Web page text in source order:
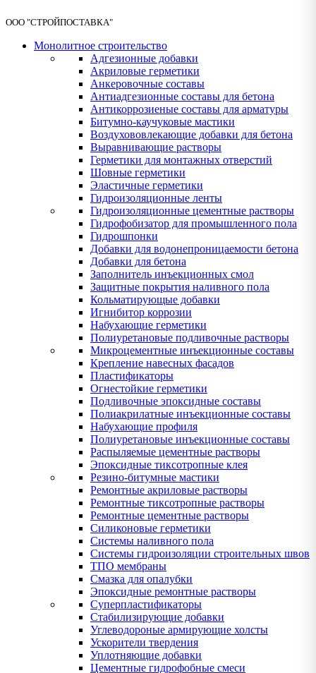
ООО "СТРОЙПОСТАВКА"
Монолитное строительство
Адгезионные добавки
Акриловые герметики
Анкеровочные составы
Антиадгезионные составы для бетона
Антикоррозиеные составы для арматуры
Битумно-каучуковые мастики
Воздухововлекающие добавки для бетона
Выравнивающие растворы
Герметики для монтажных отверстий
Шовные герметики
Эластичные герметики
Гидроизоляционные ленты
Гидроизоляционные цементные растворы
Гидрофобизатор для промышленного пола
Гидрошпонки
Добавки для водонепроницаемости бетона
Добавки для бетона
Заполнитель инъекционных смол
Защитные покрытия наливного пола
Кольматирующые добавки
Игнибитор коррозии
Набухающие герметики
Полиуретановые подливочные растворы
Микроцементные инъекционные составы
Крепление навесных фасадов
Пластификаторы
Огнестойкие герметики
Подливочные эпоксидные составы
Полиакрилатные инъекционные составы
Набухающие профиля
Полиуретановые инъекционные составы
Распыляемые цементные растворы
Эпоксидные тиксотропные клея
Резино-битумные мастики
Ремонтные акриловые растворы
Ремонтные тиксотропные растворы
Ремонтные цементные растворы
Силиконовые герметики
Системы наливного пола
Системы гидроизоляции строительных швов
ТПО мембраны
Смазка для опалубки
Эпоксидные ремонтные растворы
Суперпластификаторы
Стабилизирующие добавки
Углеводороные армирующие холсты
Ускорители твердения
Уплотняющие добавки
Цементные гидрофобные смеси